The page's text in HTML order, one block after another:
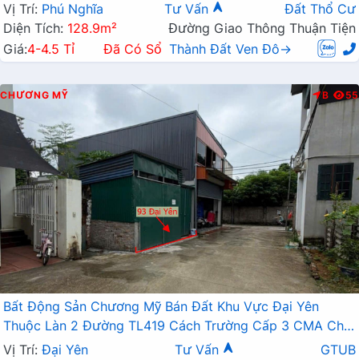
Vị Trí: Phú Nghĩa Tư Vấn
Đất Thổ Cư
Diện Tích: 128.9m²
Đường Giao Thông Thuận Tiện
Giá:4-4.5 Tỉ Đã Có Sổ Thành Đất Ven Đô→
CHƯƠNG MỸ B 55
Bất Động Sản Chương Mỹ Bán Đất Khu Vực Đại Yên
Thuộc Làn 2 Đường TL419 Cách Trường Cấp 3 CMA Chỉ
Vài Trăm Mét
Vị Trí: Đại Yên Tư Vấn
GTUB